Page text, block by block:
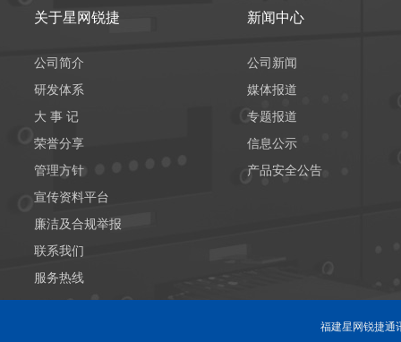
关于星网锐捷
公司简介
研发体系
大 事 记
荣誉分享
管理方针
宣传资料平台
廉洁及合规举报
联系我们
服务热线
新闻中心
公司新闻
媒体报道
专题报道
信息公示
产品安全公告
福建星网锐捷